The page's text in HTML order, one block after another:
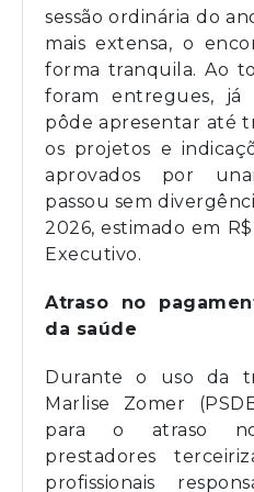
sessão ordinária do
mais extensa, o
forma tranquila. Ao
foram entregues, já
pôde apresentar até
os projetos e
aprovados por
passou sem
2026, estimado em R$
Executivo.
Atraso no
da saúde
Durante o uso da
Marlise Zomer
para o atraso
prestadores
profissionais